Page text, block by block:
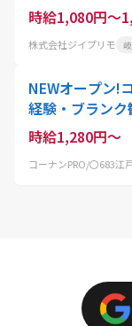
時給1,080円～
株式会社ジイプリモ
NEWオープン!
経験・ブラン
時給1,280円～
コーナンPRO/〇683江